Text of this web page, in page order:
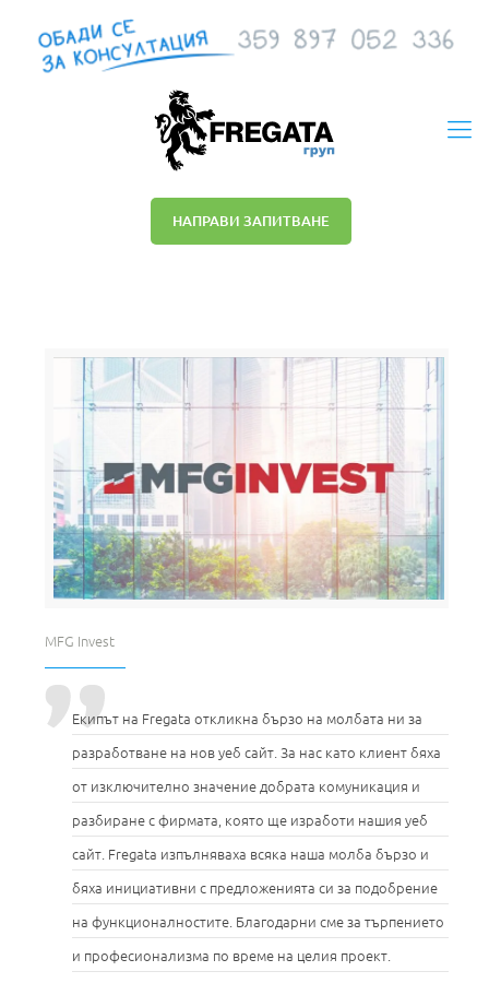
НАПРАВИ ЗАПИТВАНЕ
MFG Invest
Екипът на Fregata откликна бързо на молбата ни за
разработване на нов уеб сайт. За нас като клиент бяха
от изключително значение добрата комуникация и
разбиране с фирмата, която ще изработи нашия уеб
сайт. Fregata изпълняваха всяка наша молба бързо и
бяха инициативни с предложенията си за подобрение
на функционалностите. Благодарни сме за търпението
и професионализма по време на целия проект.